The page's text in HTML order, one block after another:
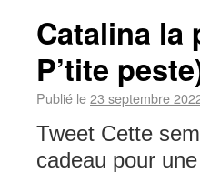
Catalina la
P’tite
Publié le23 septembre
Tweet Cette
cadeau pour